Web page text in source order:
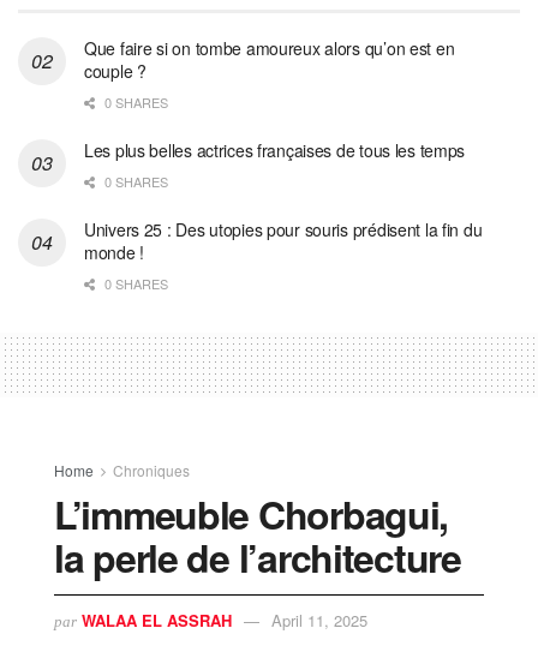
Que faire si on tombe amoureux alors qu’on est en
couple ?
0 SHARES
Les plus belles actrices françaises de tous les temps
0 SHARES
Univers 25 : Des utopies pour souris prédisent la fin du
monde !
0 SHARES
Home Chroniques
L’immeuble Chorbagui,
la perle de l’architecture
par WALAA EL ASSRAH April 11, 2025